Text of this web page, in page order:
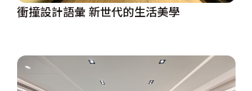
衝撞設計語彙 新世代的生活美學